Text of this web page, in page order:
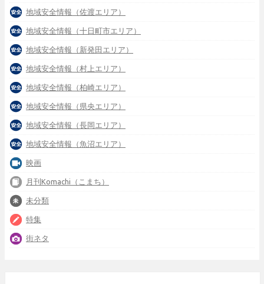
地域安全情報（佐渡エリア）
地域安全情報（十日町市エリア）
地域安全情報（新発田エリア）
地域安全情報（村上エリア）
地域安全情報（柏崎エリア）
地域安全情報（県央エリア）
地域安全情報（長岡エリア）
地域安全情報（魚沼エリア）
映画
月刊Komachi（こまち）
未分類
特集
街ネタ